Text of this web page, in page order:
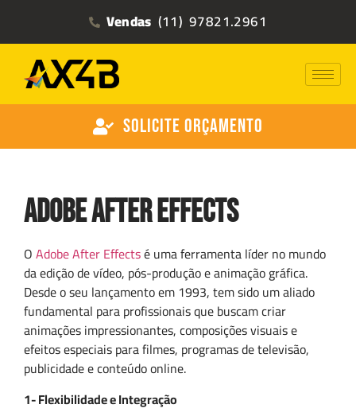
Vendas (11) 97821.2961
Solicite Orçamento
Adobe After Effects
OAdobe After Effectsé uma ferramenta líder no mundo
da edição de vídeo, pós-produção e animação gráfica.
Desde o seu lançamento em 1993, tem sido um aliado
fundamental para profissionais que buscam criar
animações impressionantes, composições visuais e
efeitos especiais para filmes, programas de televisão,
publicidade e conteúdo online.
1- Flexibilidade e Integração